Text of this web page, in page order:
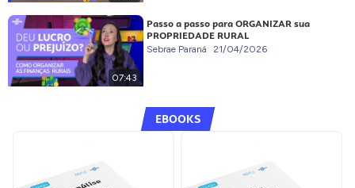
07:43
Passo a passo para ORGANIZAR sua
PROPRIEDADE RURAL
Sebrae Paraná 21/04/2026
EBOOKS